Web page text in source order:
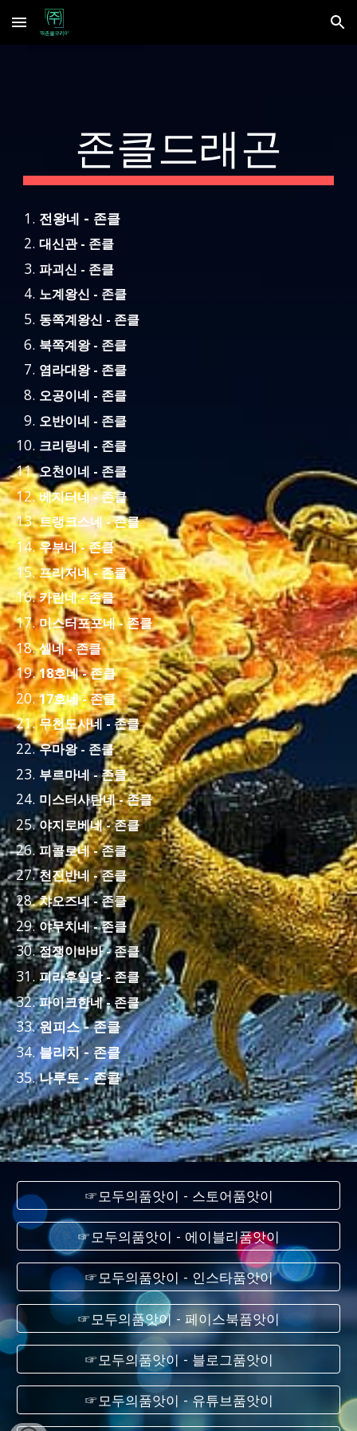
Skip to main content Skip to navigation
존클드래곤
전왕네 - 존클
대신관 - 존클
파괴신 - 존클
노계왕신 - 존클
동쪽계왕신 - 존클
북쪽계왕 - 존클
염라대왕 - 존클
오공이네 - 존클
오반이네 - 존클
크리링네 - 존클
오천이네 - 존클
베지터네 - 존클
트랭크스네 - 존클
우부네 - 존클
프리저네 - 존클
카린네 - 존클
미스터포포네 - 존클
셀네 - 존클
18호네 - 존클
17호네 - 존클
무천도사네 - 존클
우마왕 - 존클
부르마네 - 존클
미스터사탄네 - 존클
야지로베네 - 존클
피콜로네 - 존클
천진반네 - 존클
챠오즈네 - 존클
야무치네 - 존클
점쟁이바바 - 존클
피라후일당 - 존클
파이크한네 - 존클
원피스 - 존클
블리치 - 존클
나루토 - 존클
☞모두의품앗이 - 스토어품앗이
☞모두의품앗이 - 에이블리품앗이
☞모두의품앗이 - 인스타품앗이
☞모두의품앗이 - 페이스북품앗이
☞모두의품앗이 - 블로그품앗이
☞모두의품앗이 - 유튜브품앗이